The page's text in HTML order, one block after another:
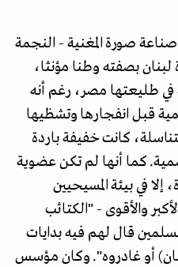
صورة المغنية - النجمة
لبنان بصفته وطنا مؤنثا،
طليعتها مصر، رغم أنه
قبل انفجارها وتشظيها
كانت خفيفة باردة
كما أنها لم تكن عضوية
إلا في بيئة المسيحيين
والأقوى - "الكتائب
قال لهم فيه بدايات
أو غادروه". وكان مؤسس